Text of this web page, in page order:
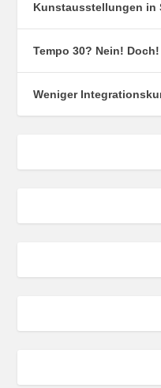
Kunstausstellungen in
Tempo 30? Nein!
Weniger